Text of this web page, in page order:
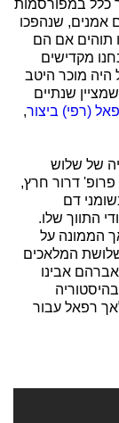
כלל במפורסמות
אמנים, שנהפכו
תוהים אם הם
מקדישים
מוכר היטב
שנתיים
(רפי) ביצור,
של שלוש
דרור חרץ,
דם
התווך שלו.
הממונה על
שלושת המלאכים
אבינו
רפאל עבור